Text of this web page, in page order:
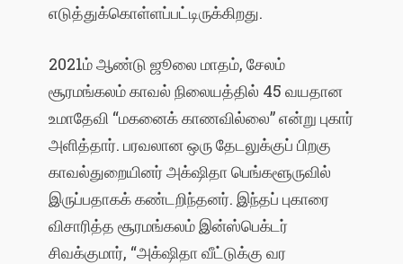
எடுத்துக்கொள்ளப்பட்டிருக்கிறது.
2021ம் ஆண்டு ஜூலை மாதம், சேலம்
சூரமங்கலம் காவல் நிலையத்தில் 45 வயதான
உமாதேவி “மகனைக் காணவில்லை” என்று புகார்
அளித்தார். பரவலான ஒரு தேடலுக்குப் பிறகு
காவல்துறையினர் அக்‌ஷிதா பெங்களூருவில்
இருப்பதாகக் கண்டறிந்தனர். இந்தப் புகாரை
விசாரித்த சூரமங்கலம் இன்ஸ்பெக்டர்
சிவக்குமார், “அக்‌ஷிதா வீட்டுக்கு வர